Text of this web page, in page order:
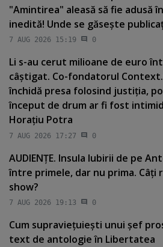
"Amintirea" aleasă să fie adusă
inedită! Unde se găseşte
7 AUG 2026 15:19 0
Li s-au cerut milioane de euro
câştigat. Co-fondatorul
închidă presa folosind justiţia,
început de drum ar fi fost
Horaţiu Potra
7 AUG 2026 17:27 0
AUDIENŢE. Insula Iubirii de pe
între primele, dar nu prima. Câţi
show?
7 AUG 2026 19:13 0
Cum supravieţuieşti unui şef
text de antologie în Libertatea